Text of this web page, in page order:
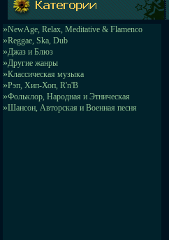
»NewAge, Relax, Meditative & Flamenco
»Reggae, Ska, Dub
»Джаз и Блюз
»Другие жанры
»Классическая музыка
»Рэп, Хип-Хоп, R'n'B
»Фольклор, Народная и Этническая
»Шансон, Авторская и Военная песня